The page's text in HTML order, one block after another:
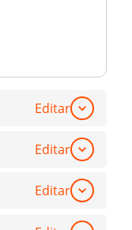
Editar
Editar
Editar